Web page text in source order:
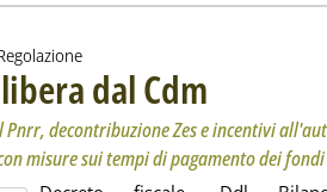
dal Cdm
decontribuzione Zes e incentivi
misure sui tempi di pagamento dei